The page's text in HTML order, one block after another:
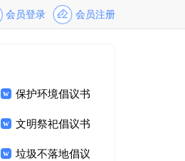
会员登录 会员注册
保护环境倡议书
【热门】
文明祭祀倡议书
模板锦集九篇
垃圾不落地倡议